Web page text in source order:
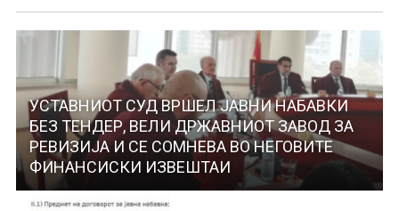
УСТАВНИОТ СУД ВРШЕЛ ЈАВНИ НАБАВКИ
БЕЗ ТЕНДЕР, ВЕЛИ ДРЖАВНИОТ ЗАВОД ЗА
РЕВИЗИЈА И СЕ СОМНЕВА ВО НЕГОВИТЕ
ФИНАНСИСКИ ИЗВЕШТАИ